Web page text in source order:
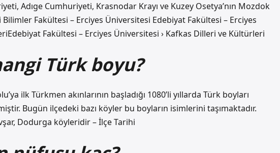
Adıge Cumhuriyeti, Krasnodar Krayı ve Kuzey Osetya’nın Mozdok
Fakültesi – Erciyes Üniversitesi Edebiyat Fakültesi – Erciyes
Fakültesi – Erciyes Üniversitesi › Kafkas Dilleri ve Kültürleri
Türk boyu?
ilk Türkmen akınlarının başladığı 1080’li yıllarda Türk boyları
Bugün ilçedeki bazı köyler bu boyların isimlerini taşımaktadır.
Dodurga köyleridir – İlçe Tarihi